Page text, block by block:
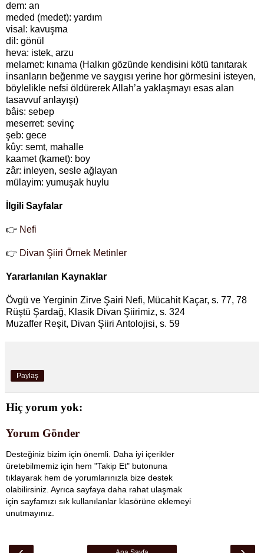
dem: an
meded (medet): yardım
visal: kavuşma
dil: gönül
heva: istek, arzu
melamet: kınama (Halkın gözünde kendisini kötü tanıtarak
insanların beğenme ve saygısı yerine hor görmesini isteyen,
böylelikle nefsi öldürerek Allah’a yaklaşmayı esas alan
tasavvuf anlayışı)
bâis: sebep
meserret: sevinç
şeb: gece
kûy: semt, mahalle
kaamet (kamet): boy
zâr: inleyen, sesle ağlayan
mülayim: yumuşak huylu
İlgili Sayfalar
👉 Nefi
👉 Divan Şiiri Örnek Metinler
Yararlanılan Kaynaklar
Övgü ve Yerginin Zirve Şairi Nefi, Mücahit Kaçar, s. 77, 78
Rüştü Şardağ, Klasik Divan Şiirimiz, s. 324
Muzaffer Reşit, Divan Şiiri Antolojisi, s. 59
Paylaş
Hiç yorum yok:
Yorum Gönder
Desteğiniz bizim için önemli. Daha iyi içerikler
üretebilmemiz için hem "Takip Et" butonuna
tıklayarak hem de yorumlarınızla bize destek
olabilirsiniz. Ayrıca sayfaya daha rahat ulaşmak
için sayfamızı sık kullanılanlar klasörüne eklemeyi
unutmayınız.